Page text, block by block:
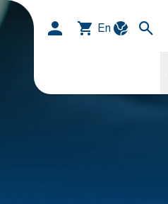
En